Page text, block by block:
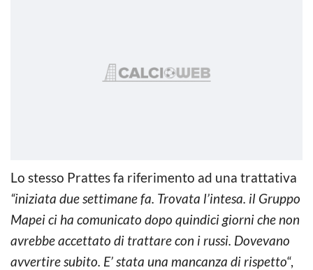
Lo stesso Prattes fa riferimento ad una trattativa
“iniziata due settimane fa. Trovata l’intesa. il Gruppo
Mapei ci ha comunicato dopo quindici giorni che non
avrebbe accettato di trattare con i russi. Dovevano
avvertire subito. E’ stata una mancanza di rispetto“,